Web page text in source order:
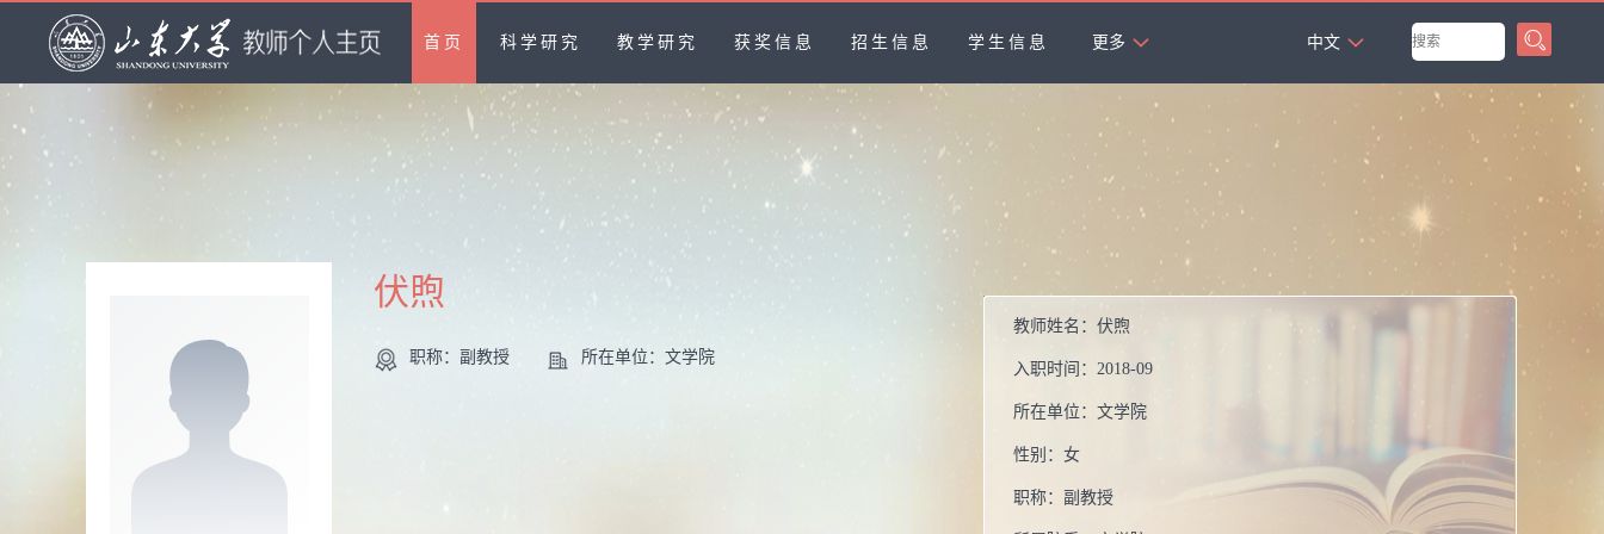
首页 科学研究 教学研究 获奖信息 招生信息 学生信息 更多
中文
伏煦
职称：副教授 所在单位：文学院
教师姓名： 伏煦
入职时间： 2018-09
所在单位： 文学院
性别： 女
职称： 副教授